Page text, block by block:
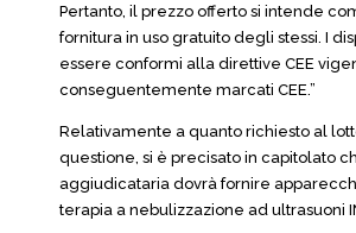
Pertanto, il prezzo offerto si intende
fornitura in uso gratuito degli stessi. I
essere conformi alla direttive CEE
conseguentemente marcati CEE.”
Relativamente a quanto richiesto al
questione, si è precisato in capitolato
aggiudicataria dovrà fornire
terapia a nebulizzazione ad ultrasuoni